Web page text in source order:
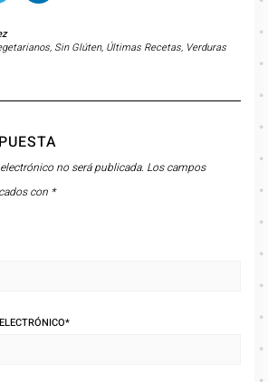
, Sin Glúten, Últimas Recetas, Verduras
no será publicada. Los campos
con *
*